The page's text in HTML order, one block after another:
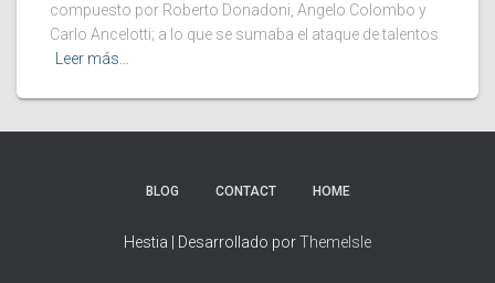
compuesto por Roberto Donadoni, Angelo Colombo y
Carlo Ancelotti; a lo que se sumaba el ataque de talentos
Leer más…
BLOG CONTACT HOME
Hestia | Desarrollado porThemeIsle